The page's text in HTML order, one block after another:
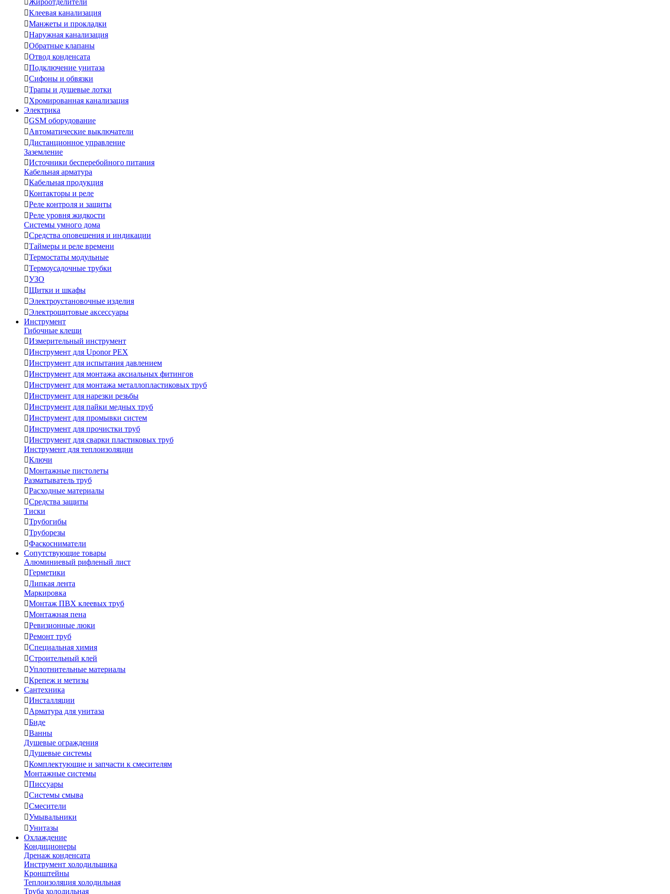
Жироотделители
Клеевая канализация
Манжеты и прокладки
Наружная канализация
Обратные клапаны
Отвод конденсата
Подключение унитаза
Сифоны и обвязки
Трапы и душевые лотки
Хромированная канализация
Электрика
GSM оборудование
Автоматические выключатели
Дистанционное управление
Заземление
Источники бесперебойного питания
Кабельная арматура
Кабельная продукция
Контакторы и реле
Реле контроля и защиты
Реле уровня жидкости
Системы умного дома
Средства оповещения и индикации
Таймеры и реле времени
Термостаты модульные
Термоусадочные трубки
УЗО
Щитки и шкафы
Электроустановочные изделия
Электрощитовые аксессуары
Инструмент
Гибочные клещи
Измерительный инструмент
Инструмент для Uponor PEX
Инструмент для испытания давлением
Инструмент для монтажа аксиальных фитингов
Инструмент для монтажа металлопластиковых труб
Инструмент для нарезки резьбы
Инструмент для пайки медных труб
Инструмент для промывки систем
Инструмент для прочистки труб
Инструмент для сварки пластиковых труб
Инструмент для теплоизоляции
Ключи
Монтажные пистолеты
Разматыватель труб
Расходные материалы
Средства защиты
Тиски
Трубогибы
Труборезы
Фаскосниматели
Сопутствующие товары
Алюминиевый рифленый лист
Герметики
Липкая лента
Маркировка
Монтаж ПВХ клеевых труб
Монтажная пена
Ревизионные люки
Ремонт труб
Специальная химия
Строительный клей
Уплотнительные материалы
Крепеж и метизы
Сантехника
Инсталляции
Арматура для унитаза
Биде
Ванны
Душевые ограждения
Душевые системы
Комплектующие и запчасти к смесителям
Монтажные системы
Писсуары
Системы смыва
Смесители
Умывальники
Унитазы
Охлаждение
Кондиционеры
Дренаж конденсата
Инструмент холодильщика
Кронштейны
Теплоизоляция холодильная
Труба холодильная